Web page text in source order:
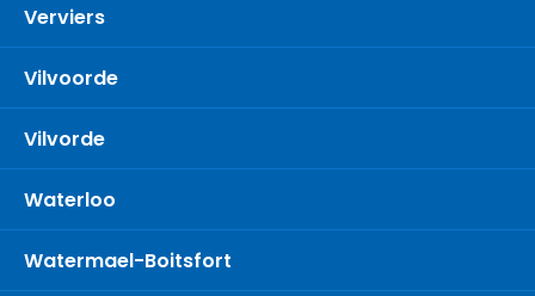
Verviers
Vilvoorde
Vilvorde
Waterloo
Watermael-Boitsfort